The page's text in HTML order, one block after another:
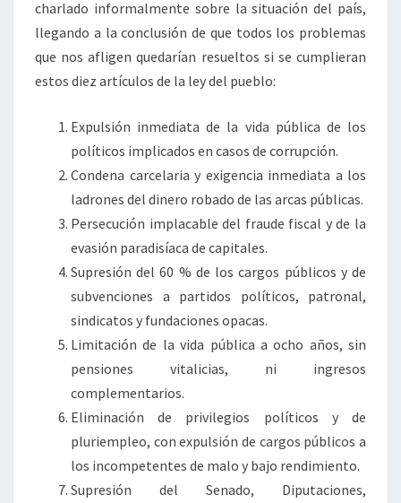
charlado informalmente sobre la situación del país,
llegando a la conclusión de que todos los problemas
que nos afligen quedarían resueltos si se cumplieran
estos diez artículos de la ley del pueblo:
Expulsión inmediata de la vida pública de los
políticos implicados en casos de corrupción.
Condena carcelaria y exigencia inmediata a los
ladrones del dinero robado de las arcas públicas.
Persecución implacable del fraude fiscal y de la
evasión paradisíaca de capitales.
Supresión del 60 % de los cargos públicos y de
subvenciones a partidos políticos, patronal,
sindicatos y fundaciones opacas.
Limitación de la vida pública a ocho años, sin
pensiones vitalicias, ni ingresos
complementarios.
Eliminación de privilegios políticos y de
pluriempleo, con expulsión de cargos públicos a
los incompetentes de malo y bajo rendimiento.
Supresión del Senado, Diputaciones,